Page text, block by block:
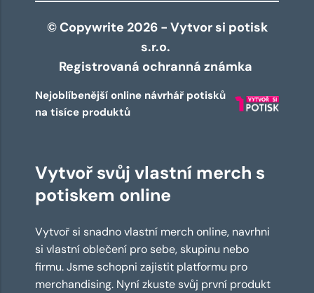
© Copywrite 2026 - Vytvor si potisk
s.r.o.
Registrovaná ochranná známka
Nejoblíbenější online návrhář potisků
na tisíce produktů
Vytvoř svůj vlastní merch s
potiskem online
Vytvoř si snadno vlastní merch online, navrhni
si vlastní oblečení pro sebe, skupinu nebo
firmu. Jsme schopni zajistit platformu pro
merchandising. Nyní zkuste svůj první produkt